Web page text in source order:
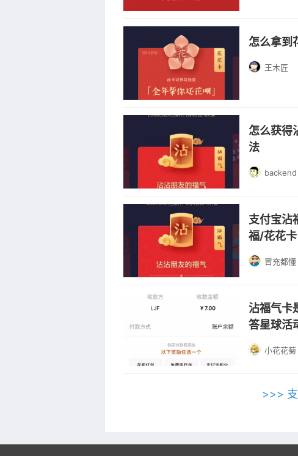
怎么拿到
王木匠
怎么获得
法
backend
支付宝沾
福/花花卡
冒充都懂
沾福气卡
答星球活
小花花菊
>>>